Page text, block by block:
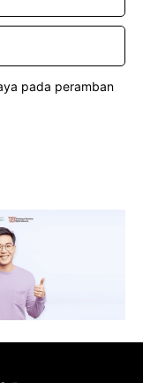
pada peramban